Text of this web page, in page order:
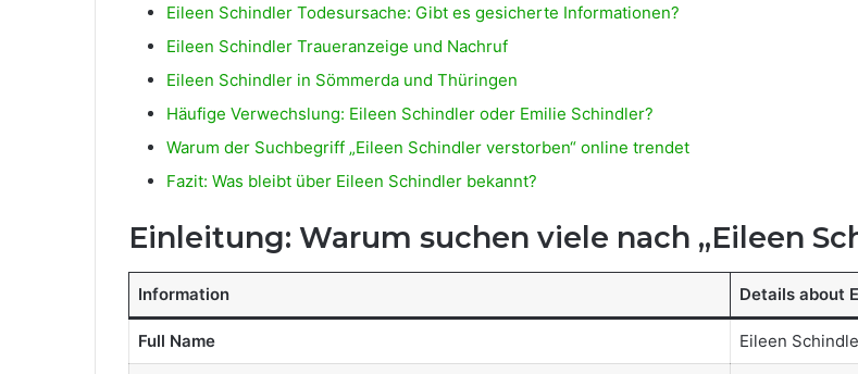
Eileen Schindler Todesursache: Gibt es gesicherte Informationen?
Eileen Schindler Traueranzeige und Nachruf
Eileen Schindler in Sömmerda und Thüringen
Häufige Verwechslung: Eileen Schindler oder Emilie Schindler?
Warum der Suchbegriff „Eileen Schindler verstorben“ online trendet
Fazit: Was bleibt über Eileen Schindler bekannt?
Einleitung: Warum suchen viele nach „Eileen
Information Details about
Full Name Eileen